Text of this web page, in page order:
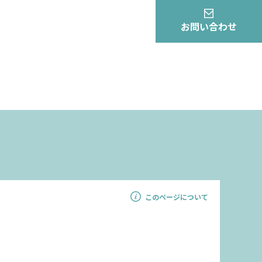
お問い合わせ
このページについて